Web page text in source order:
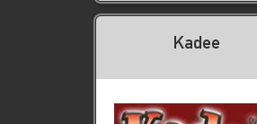
Kadee